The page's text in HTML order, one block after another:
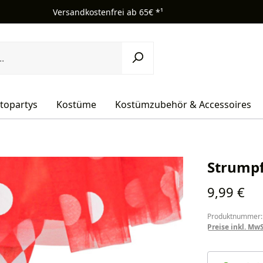
Versandkostenfrei ab 65€ *¹
Kostüme Kostümzubehör & Accessoires
Regulärer
9,99 €
Preise inkl.